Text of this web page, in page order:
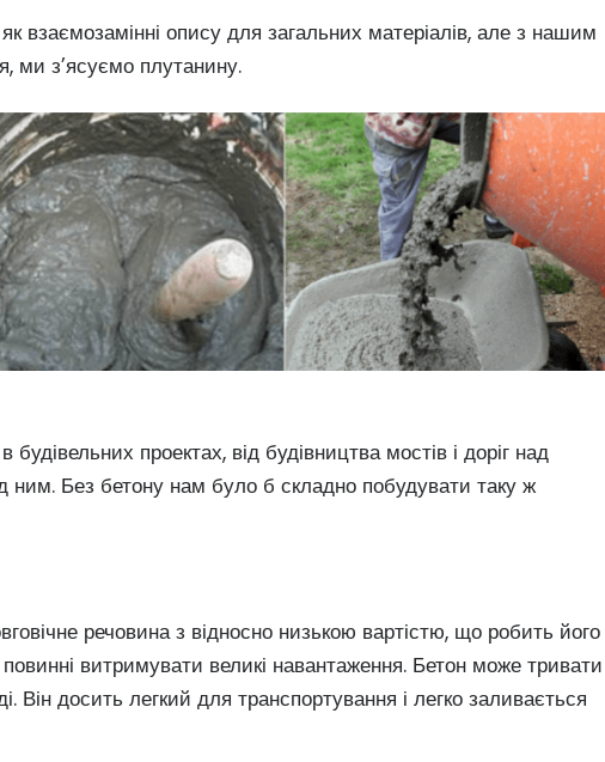
взаємозамінні опису для загальних матеріалів, але з нашим
ми з’ясуємо плутанину.
проектах, від будівництва мостів і доріг над
ним. Без бетону нам було б складно побудувати таку ж
речовина з відносно низькою вартістю, що робить його
витримувати великі навантаження. Бетон може тривати
Він досить легкий для транспортування і легко заливається